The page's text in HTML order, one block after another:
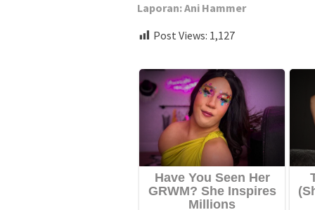
Laporan: Ani Hammer
Post Views: 1,127